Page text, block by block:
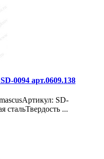
0094 арт.0609.138
SD-
стальТвердость ...